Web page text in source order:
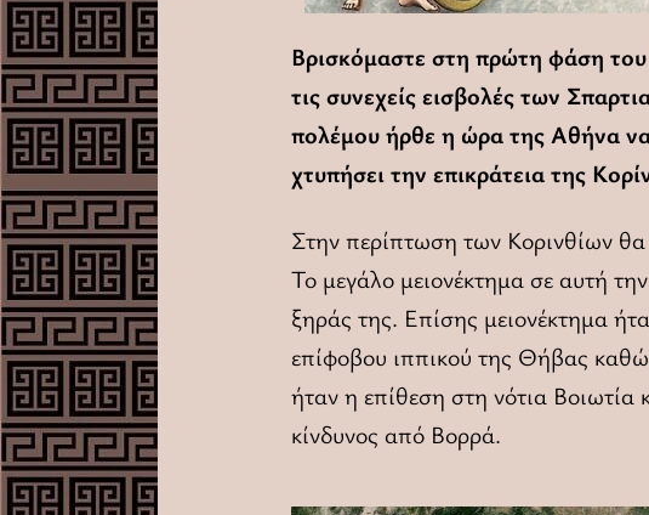
Βρισκόμαστε στη πρώτη φάση
τις συνεχείς εισβολές των
πολέμου ήρθε η ώρα της Αθήνα
χτυπήσει την επικράτεια της
Στην περίπτωση των Κορινθίων
Το μεγάλο μειονέκτημα σε αυτή
ξηράς της. Επίσης μειονέκτημα
επίφοβου ιππικού της Θήβας
ήταν η επίθεση στη νότια Βοιωτία
κίνδυνος από Βορρά.